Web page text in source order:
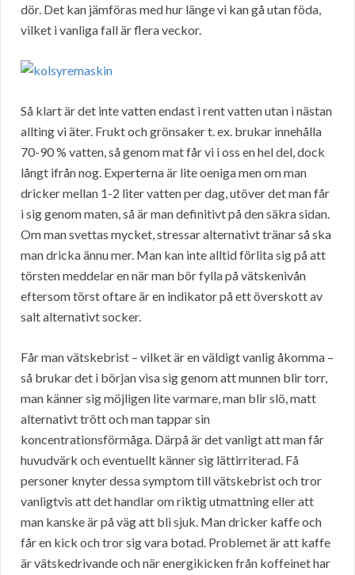
dör. Det kan jämföras med hur länge vi kan gå utan föda,
vilket i vanliga fall är flera veckor.
Så klart är det inte vatten endast i rent vatten utan i nästan
allting vi äter. Frukt och grönsaker t. ex. brukar innehålla
70-90 % vatten, så genom mat får vi i oss en hel del, dock
långt ifrån nog. Experterna är lite oeniga men om man
dricker mellan 1-2 liter vatten per dag, utöver det man får
i sig genom maten, så är man definitivt på den säkra sidan.
Om man svettas mycket, stressar alternativt tränar så ska
man dricka ännu mer. Man kan inte alltid förlita sig på att
törsten meddelar en när man bör fylla på vätskenivån
eftersom törst oftare är en indikator på ett överskott av
salt alternativt socker.
Får man vätskebrist – vilket är en väldigt vanlig åkomma –
så brukar det i början visa sig genom att munnen blir torr,
man känner sig möjligen lite varmare, man blir slö, matt
alternativt trött och man tappar sin
koncentrationsförmåga. Därpå är det vanligt att man får
huvudvärk och eventuellt känner sig lättirriterad. Få
personer knyter dessa symptom till vätskebrist och tror
vanligtvis att det handlar om riktig utmattning eller att
man kanske är på väg att bli sjuk. Man dricker kaffe och
får en kick och tror sig vara botad. Problemet är att kaffe
är vätskedrivande och när energikicken från koffeinet har